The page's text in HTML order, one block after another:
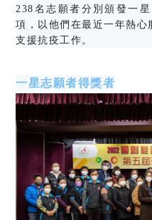
238名志願者分別頒發一
項，以他們在最近一年熱心
支援抗疫工作。
一星志願者得獎者